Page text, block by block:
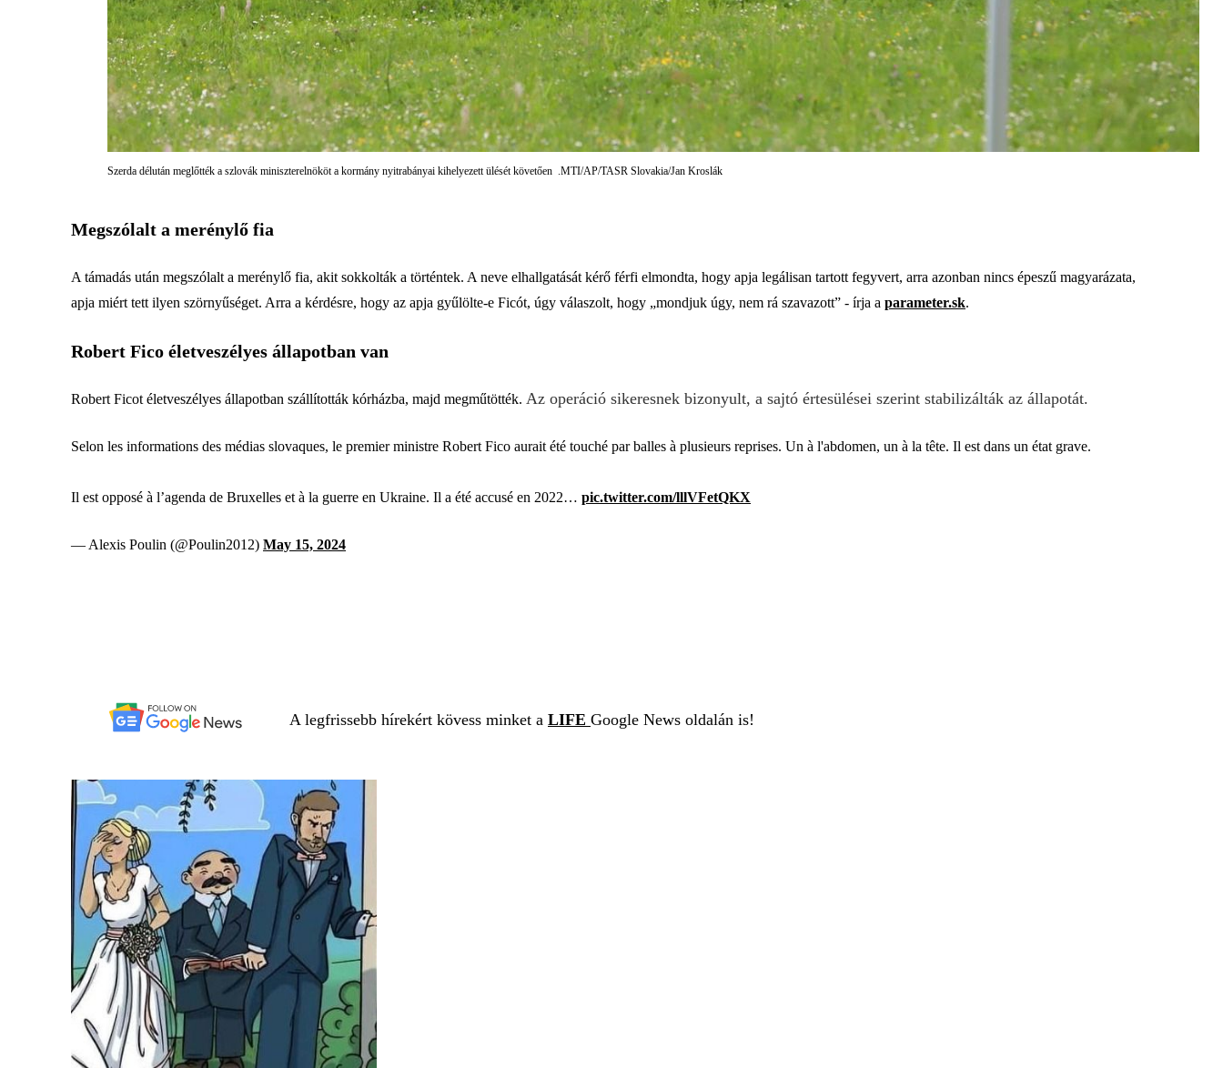
Szerda délután meglőtték a szlovák miniszterelnököt a kormány nyitrabányai kihelyezett ülését követően .MTI/AP/TASR Slovakia/Jan Kroslák
Megszólalt a merénylő fia
A támadás után megszólalt a merénylő fia, akit sokkolták a történtek. A neve elhallgatását kérő férfi elmondta, hogy apja legálisan tartott fegyvert, arra azonban nincs épeszű magyarázata,
apja miért tett ilyen szörnyűséget. Arra a kérdésre, hogy az apja gyűlölte-e Ficót, úgy válaszolt, hogy „mondjuk úgy, nem rá szavazott” - írja a parameter.sk.
Robert Fico életveszélyes állapotban van
Robert Ficot életveszélyes állapotban szállították kórházba, majd megműtötték. Az operáció sikeresnek bizonyult, a sajtó értesülései szerint stabilizálták az állapotát.
Selon les informations des médias slovaques, le premier ministre Robert Fico aurait été touché par balles à plusieurs reprises. Un à l'abdomen, un à la tête. Il est dans un état grave.
Il est opposé à l’agenda de Bruxelles et à la guerre en Ukraine. Il a été accusé en 2022… pic.twitter.com/lllVFetQKX
— Alexis Poulin (@Poulin2012) May 15, 2024
A legfrissebb hírekért kövess minket a LIFE Google News oldalán is!